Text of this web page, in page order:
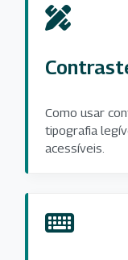
Como usar
tipografia
acessíveis.